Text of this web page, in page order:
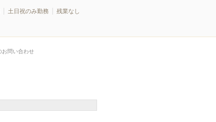
土日祝のみ勤務
残業なし
お問い合わせ